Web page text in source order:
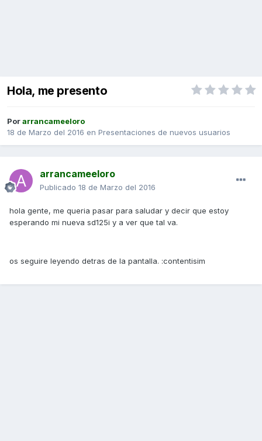
Hola, me presento
Porarrancameeloro
18 de Marzo del 2016 en Presentaciones de nuevos usuarios
arrancameeloro
Publicado 18 de Marzo del 2016
hola gente, me queria pasar para saludar y decir que estoy
esperando mi nueva sd125i y a ver que tal va.
os seguire leyendo detras de la pantalla. :contentisim